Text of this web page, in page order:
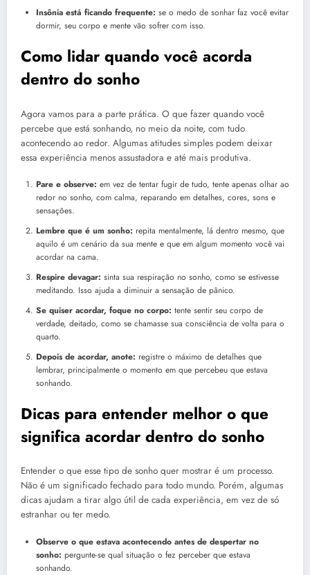
Insônia está ficando frequente: se o medo de sonhar faz você evitar
dormir, seu corpo e mente vão sofrer com isso.
Como lidar quando você acorda
dentro do sonho
Agora vamos para a parte prática. O que fazer quando você
percebe que está sonhando, no meio da noite, com tudo
acontecendo ao redor. Algumas atitudes simples podem deixar
essa experiência menos assustadora e até mais produtiva.
Pare e observe: em vez de tentar fugir de tudo, tente apenas olhar ao
redor no sonho, com calma, reparando em detalhes, cores, sons e
sensações.
Lembre que é um sonho: repita mentalmente, lá dentro mesmo, que
aquilo é um cenário da sua mente e que em algum momento você vai
acordar na cama.
Respire devagar: sinta sua respiração no sonho, como se estivesse
meditando. Isso ajuda a diminuir a sensação de pânico.
Se quiser acordar, foque no corpo: tente sentir seu corpo de
verdade, deitado, como se chamasse sua consciência de volta para o
quarto.
Depois de acordar, anote: registre o máximo de detalhes que
lembrar, principalmente o momento em que percebeu que estava
sonhando.
Dicas para entender melhor o que
significa acordar dentro do sonho
Entender o que esse tipo de sonho quer mostrar é um processo.
Não é um significado fechado para todo mundo. Porém, algumas
dicas ajudam a tirar algo útil de cada experiência, em vez de só
estranhar ou ter medo.
Observe o que estava acontecendo antes de despertar no
sonho: pergunte-se qual situação o fez perceber que estava
sonhando.